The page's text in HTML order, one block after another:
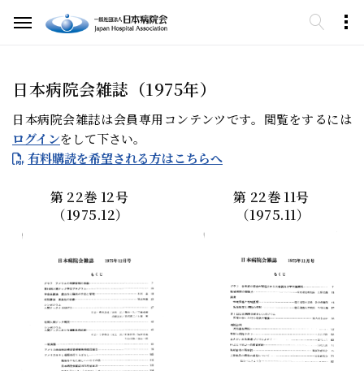
日本病院会雑誌（1975年）
日本病院会雑誌は会員専用コンテンツです。閲覧をするには
ログインをして下さい。
有料購読を希望される方はこちらへ
第 22巻 12号
（1975.12）
第 22巻 11号
（1975.11）